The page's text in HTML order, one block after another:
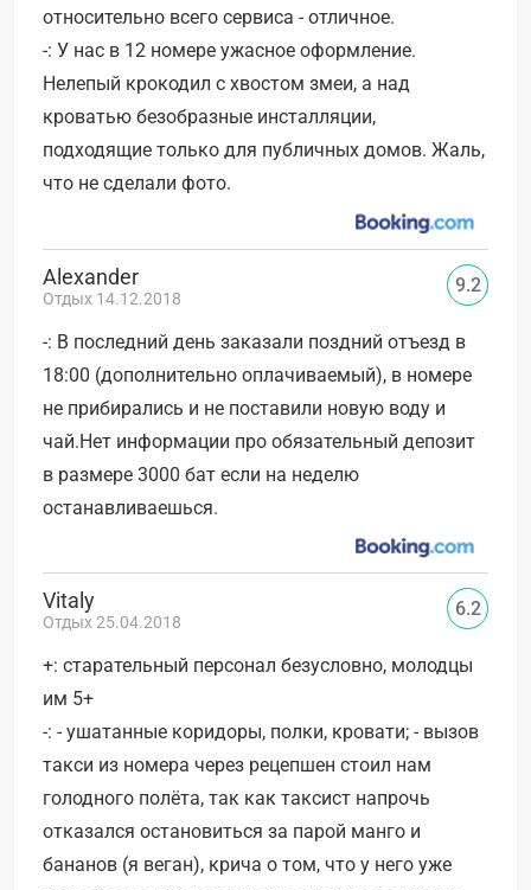
относительно всего сервиса - отличное.
-: У нас в 12 номере ужасное оформление.
Нелепый крокодил с хвостом змеи, а над
кроватью безобразные инсталляции,
подходящие только для публичных домов. Жаль,
что не сделали фото.
Alexander
Отдых 14.12.2018
-: В последний день заказали поздний отъезд в
18:00 (дополнительно оплачиваемый), в номере
не прибирались и не поставили новую воду и
чай.Нет информации про обязательный депозит
в размере 3000 бат если на неделю
останавливаешься.
9.2
Vitaly
Отдых 25.04.2018
+: старательный персонал безусловно, молодцы
им 5+
-: - ушатанные коридоры, полки, кровати; - вызов
такси из номера через рецепшен стоил нам
голодного полёта, так как таксист напрочь
отказался остановиться за парой манго и
бананов (я веган), крича о том, что у него уже
6.2